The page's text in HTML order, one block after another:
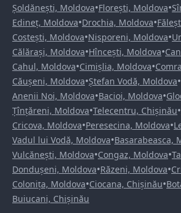
Șoldănești, Moldova•Florești, Moldova•
Edineț, Moldova•Drochia, Moldova•
Costești, Moldova•Nisporeni, Moldova•
Călărași, Moldova•Hîncești, Moldova•
Cahul, Moldova•Cimișlia, Moldova•
Căușeni, Moldova•Ștefan Vodă, Moldova•
Anenii Noi, Moldova•Bacioi, Moldova•
Țînțăreni, Moldova•Telecentru, Chișinău•
Cricova, Moldova•Peresecina, Moldova•
Vadul lui Vodă, Moldova•Basarabeasca,
Vulcănești, Moldova•Congaz, Moldova•
Dondușeni, Moldova•Răzeni, Moldova•
Colonița, Moldova•Ciocana, Chișinău•
Buiucani, Chișinău